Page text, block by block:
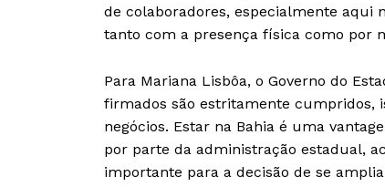
de colaboradores, especialmente aqui
tanto com a presença física como por
Para Mariana Lisbôa, o Governo do
firmados são estritamente cumpridos,
negócios. Estar na Bahia é uma
por parte da administração estadual,
importante para a decisão de se